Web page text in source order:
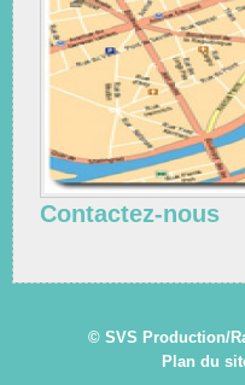
Contactez-nous
© SVS Production/
Plan du